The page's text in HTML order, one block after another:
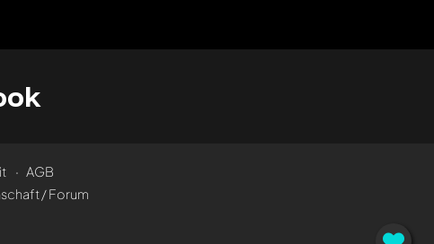
AGB
/ Forum